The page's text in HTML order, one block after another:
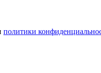
политики